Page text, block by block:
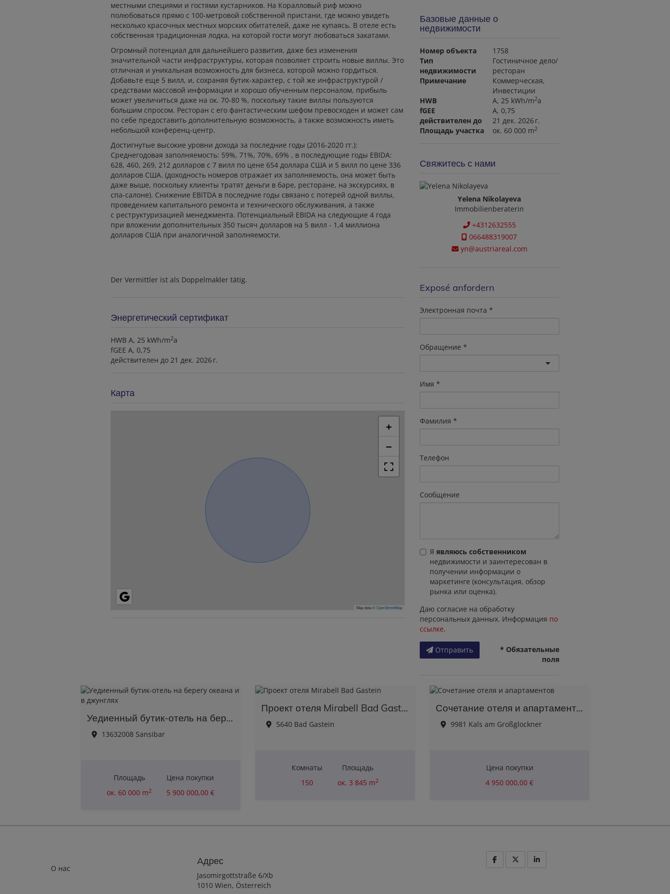
местными специями и гостями кустарников. На Коралловый риф можно
полюбоваться прямо с 100-метровой собственной пристани, где можно увидеть
несколько красочных местных морских обитателей, даже не купаясь. В отеле есть
собственная традиционная лодка, на которой гости могут любоваться закатами.
Огромный потенциал для дальнейшего развития, даже без изменения
значительной части инфраструктуры, которая позволяет строить новые виллы. Это
отличная и уникальная возможность для бизнеса, которой можно гордиться.
Добавьте еще 5 вилл, и, сохраняя бутик-характер, с той же инфраструктурой /
средствами массовой информации и хорошо обученным персоналом, прибыль
может увеличиться даже на ок. 70-80 %, поскольку такие виллы пользуются
большим спросом. Ресторан с его фантастическим шефом превосходен и может сам
по себе предоставить дополнительную возможность, а также возможность иметь
небольшой конференц-центр.
Достигнутые высокие уровни дохода за последние годы (2016-2020 гг.):
Среднегодовая заполняемость: 59%, 71%, 70%, 69% , в последующие годы EBIDA:
628, 460, 269, 212 долларов с 7 вилл по цене 654 доллара США и 5 вилл по цене 336
долларов США. (доходность номеров отражает их заполняемость, она может быть
даже выше, поскольку клиенты тратят деньги в баре, ресторане, на экскурсиях, в
спа-салоне). Снижение EBITDA в последние годы связано с потерей одной виллы,
проведением капитального ремонта и технического обслуживания, а также
с реструктуризацией менеджмента. Потенциальный EBIDA на следующие 4 года
при вложении дополнительных 350 тысяч долларов на 5 вилл - 1,4 миллиона
долларов США при аналогичной заполняемости.
Der Vermittler ist als Doppelmakler tätig.
Энергетический сертификат
HWB A, 25 kWh/m2a
fGEE A, 0,75
действителен до 21 дек. 2026 г.
Карта
+
−
Map data ©OpenStreetMap
Базовые данные о
недвижимости
Номер объекта
1758
Тип
недвижимости
Гостиничное дело/
ресторан
Примечание
Коммерческая
Инвестиции
HWB
A, 25 kWh/m2a
fGEE
A, 0,75
действителен до
21 дек. 2026 г.
Площадь участка
ок. 60 000 m2
Свяжитесь с нами
Yelena Nikolayeva
Immobilienberaterin
+4312632555
066488319007
yn@austriareal.com
Exposé anfordern
Электронная почта
Обращение
Имя
Фамилия
Телефон
Сообщение
Я являюсь собственником
недвижимости и заинтересован в
получении информации о
маркетинге (консультация, обзор
рынка или оценка).
Даю согласие на обработку
персональных данных. Информация по
ссылке.
Отправить
* Обязательные
поля
Уедиенный бутик-отель на берегу океана и в джунглях
13632008 Sansibar
Площадь
ок. 60 000 m2
Цена покупки
5 900 000,00 €
Проект отеля Mirabell Bad Gastein
5640 Bad Gastein
Комнаты
150
Площадь
ок. 3 845 m2
Сочетание отеля и апартаментов
9981 Kals am Großglockner
Цена покупки
4 950 000,00 €
О нас
Aдрес
Jasomirgottstraße 6/Xb
1010 Wien, Österreich